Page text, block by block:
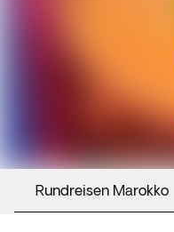
Rundreisen Marokko